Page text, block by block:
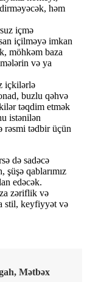
həm
içmə
içilməyə imkan
möhkəm baza
və ya
içkilərlə
buzlu qəhvə
təqdim etmək
istənilən
rəsmi tədbir üçün
də sadəcə
qablarımız
edəcək.
zəriflik və
stil, keyfiyyət və
Mətbəx